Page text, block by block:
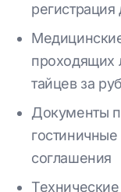
проходящих
тайцев за
Документы
соглашения